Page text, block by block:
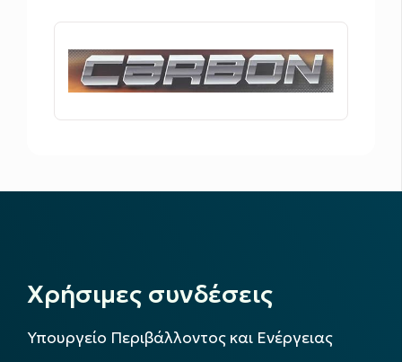
Χρήσιμες συνδέσεις
Υπουργείο Περιβάλλοντος και Ενέργειας